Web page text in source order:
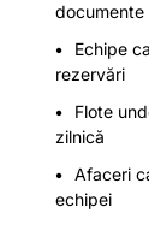
Echipe
rezervări
Flote
zilnică
Afaceri
echipei